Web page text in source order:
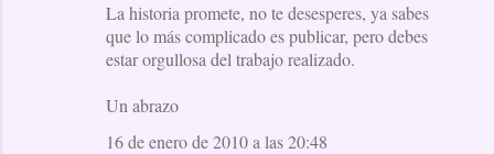
La historia promete, no te desesperes, ya sabes
que lo más complicado es publicar, pero debes
estar orgullosa del trabajo realizado.
Un abrazo
16 de enero de 2010 a las 20:48